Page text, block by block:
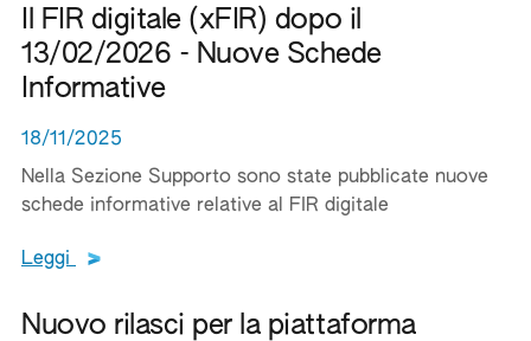
Il FIR digitale (xFIR) dopo il
13/02/2026 - Nuove Schede
Informative
18/11/2025
Nella Sezione Supporto sono state pubblicate nuove
schede informative relative al FIR digitale
Leggi Leggi tutto il testo del documento
Nuovo rilasci per la piattaforma